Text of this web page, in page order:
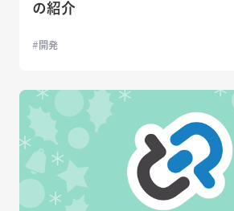
の紹介
開発